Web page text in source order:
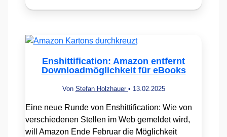
Enshittification: Amazon entfernt
Downloadmöglichkeit für eBooks
Von Stefan Holzhauer • 13.02.2025
Eine neue Runde von Enshittification: Wie von
verschiedenen Stellen im Web gemeldet wird,
will Amazon Ende Februar die Möglichkeit